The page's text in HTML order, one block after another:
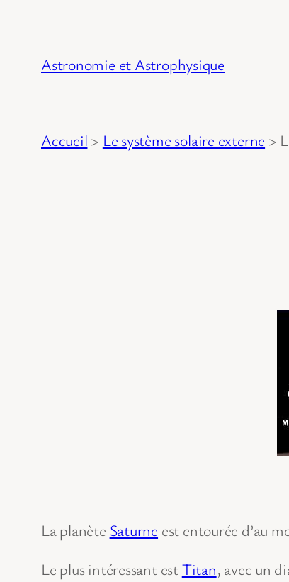
Astronomie et Astrophysique
Accueil > Le système solaire externe >
La planète Saturne est entourée d’au
Le plus intéressant estTitan, avec un